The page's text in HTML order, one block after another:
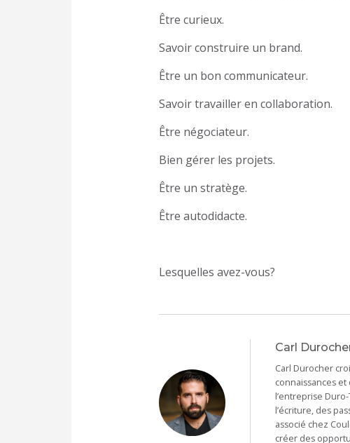
Être curieux.
Savoir construire un brand.
Être un bon communicateur.
Savoir travailler en collaboration.
Être négociateur.
Bien gérer les projets.
Être un stratège.
Être autodidacte.
Lesquelles avez-vous?
Carl
Carl Durocher
connaissances
l’entreprise
l’écriture, des
associé chez
créer des